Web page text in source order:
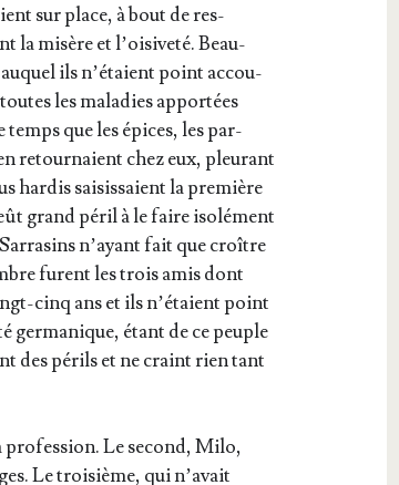
sur place, à bout de res­
la misère et l’oi­si­ve­té. Beau­
ils n’é­taient point accou­
les mala­dies appor­tées
temps que les épices, les par­
retour­naient chez eux, pleu­rant
har­dis sai­sis­saient la pre­mière
grand péril à le faire iso­lé­ment
n’ayant fait que croître
furent les trois amis dont
cinq ans et ils n’é­taient point
ger­ma­nique, étant de ce peuple
des périls et ne craint rien tant
pro­fes­sion. Le second, Milo,
Le troi­sième, qui n’a­vait